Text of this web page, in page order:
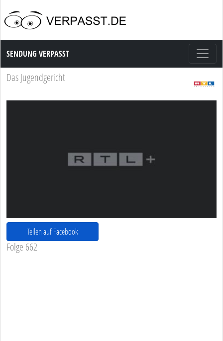
Sendung Verpasst
SENDUNG VERPASST
Das Jugendgericht
Teilen auf Facebook
Folge 662